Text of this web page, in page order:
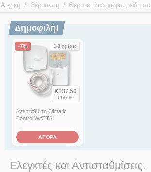
Αρχική / Θέρμανση / Θερμοστάτες χώρου, είδη
Δημοφιλή!
-7% 1-3 ημέρες
€137,50
€147,80
Αντιστάθμιση Climatic
Control WATTS
ΑΓΟΡΑ
Ελεγκτές και Αντισταθμίσεις.